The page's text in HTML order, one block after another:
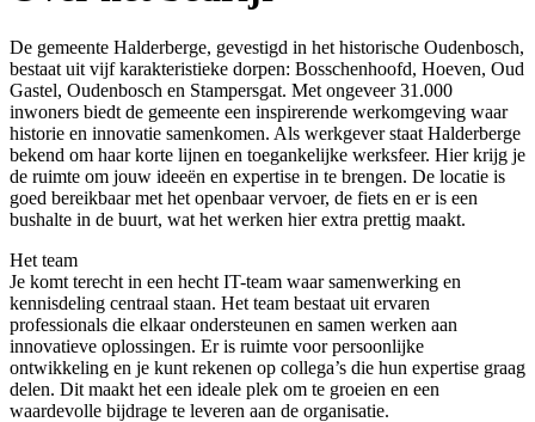
De gemeente Halderberge, gevestigd in het historische Oudenbosch,
bestaat uit vijf karakteristieke dorpen: Bosschenhoofd, Hoeven, Oud
Gastel, Oudenbosch en Stampersgat. Met ongeveer 31.000
inwoners biedt de gemeente een inspirerende werkomgeving waar
historie en innovatie samenkomen. Als werkgever staat Halderberge
bekend om haar korte lijnen en toegankelijke werksfeer. Hier krijg je
de ruimte om jouw ideeën en expertise in te brengen. De locatie is
goed bereikbaar met het openbaar vervoer, de fiets en er is een
bushalte in de buurt, wat het werken hier extra prettig maakt.
Het team
Je komt terecht in een hecht IT-team waar samenwerking en
kennisdeling centraal staan. Het team bestaat uit ervaren
professionals die elkaar ondersteunen en samen werken aan
innovatieve oplossingen. Er is ruimte voor persoonlijke
ontwikkeling en je kunt rekenen op collega’s die hun expertise graag
delen. Dit maakt het een ideale plek om te groeien en een
waardevolle bijdrage te leveren aan de organisatie.